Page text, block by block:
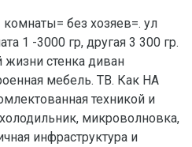
без хозяев=. ул
1 -3000 гр, другая 3 300 гр.
жизни стенка диван
мебель. ТВ. Как НА
техникой и
микроволновка,
инфраструктура и